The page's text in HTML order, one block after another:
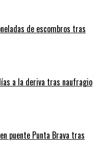
de escombros tras
a la deriva tras naufragio
puente Punta Brava tras